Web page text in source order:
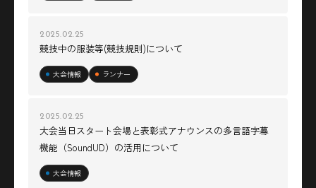
2025.02.25
競技中の服装等(競技規則)について
大会情報 ランナー
2025.02.25
大会当日スタート会場と表彰式アナウンスの多言語字幕
機能（SoundUD）の活用について
大会情報